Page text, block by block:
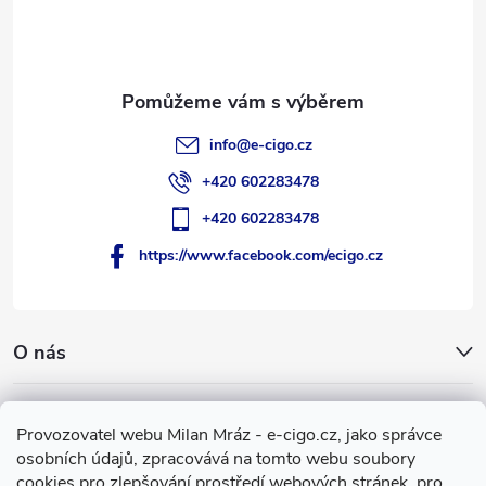
Provozovatel webu Milan Mráz - e-cigo.cz, jako správce
osobních údajů, zpracovává na tomto webu soubory
O nás
Facebook
info@e-cigo.cz
+420 602283478
+420 602283478
https://www.facebook.com/ecigo.cz